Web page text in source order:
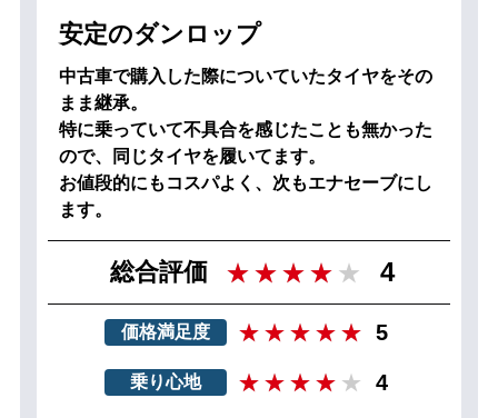
安定のダンロップ
中古車で購入した際についていたタイヤをその
まま継承。
特に乗っていて不具合を感じたことも無かった
ので、同じタイヤを履いてます。
お値段的にもコスパよく、次もエナセーブにし
ます。
総合評価 4
価格満足度 5
乗り心地 4